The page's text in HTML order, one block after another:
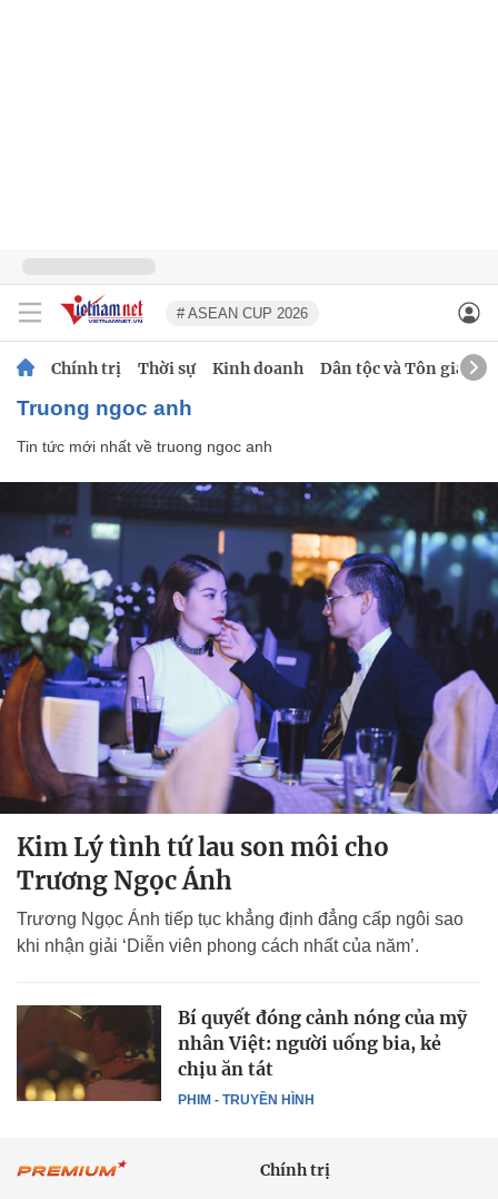
# ASEAN CUP 2026
Chính trị Thời sự Kinh doanh Dân tộc và Tôn giáo
truong ngoc anh
Tin tức mới nhất về truong ngoc anh
Kim Lý tình tứ lau son môi cho
Trương Ngọc Ánh
Trương Ngọc Ánh tiếp tục khẳng định đẳng cấp ngôi sao
khi nhận giải ‘Diễn viên phong cách nhất của năm’.
PHIM - TRUYỀN HÌNH
Bí quyết đóng cảnh nóng của mỹ
nhân Việt: người uống bia, kẻ
chịu ăn tát
Chính trị